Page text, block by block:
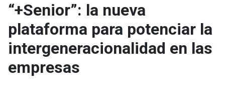
Facultades, escuelas e
institutos
Investigación
“+Senior”: la nueva
plataforma para potenciar la
intergeneracionalidad en las
empresas